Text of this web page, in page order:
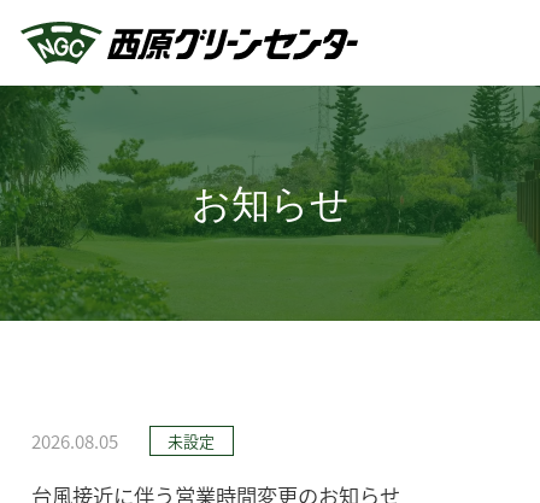
お知らせ
2026.08.05 未設定
台風接近に伴う営業時間変更のお知らせ